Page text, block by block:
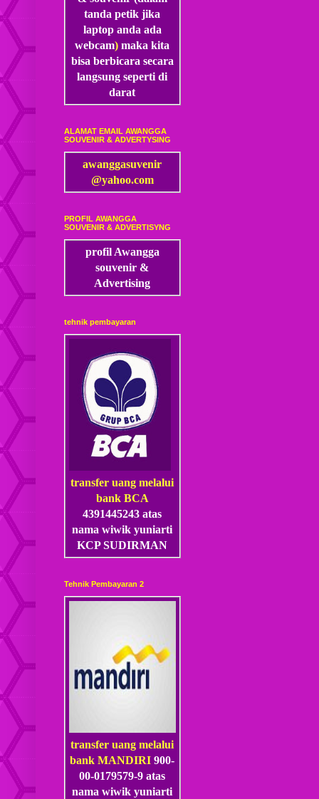
tanda petik jika
laptop anda ada
webcam)maka kita
bisa berbicara secara
langsung seperti di
darat
ALAMAT EMAIL AWANGGA
SOUVENIR & ADVERTYSING
awanggasuvenir
@yahoo.com
PROFIL AWANGGA
SOUVENIR & ADVERTISYNG
profil Awangga
souvenir &
Advertising
tehnik pembayaran
transfer uang melalui
bank BCA
4391445243 atas
nama wiwik yuniarti
KCP SUDIRMAN
Tehnik Pembayaran 2
transfer uang melalui
bank MANDIRI900-
00-0179579-9 atas
nama wiwik yuniarti